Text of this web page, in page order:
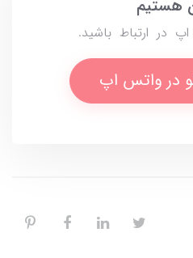
هستیم
در ارتباط باشید.
در واتس اپ